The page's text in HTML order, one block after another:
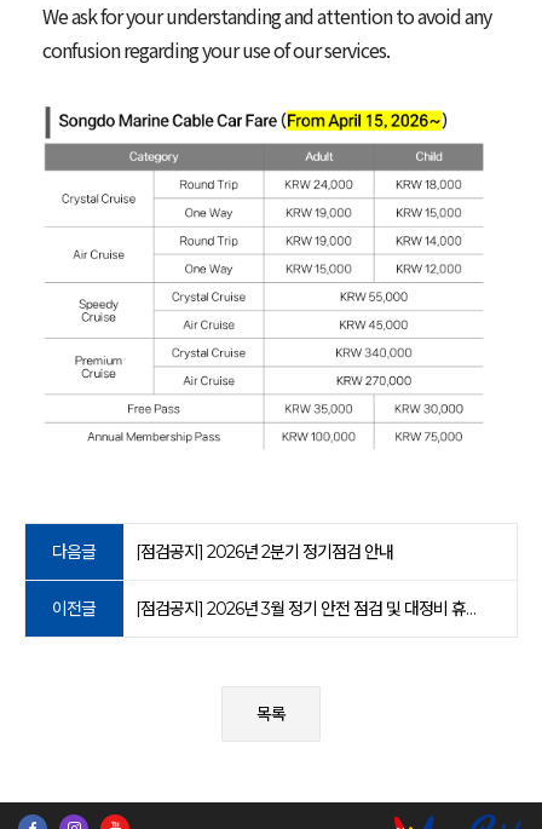
We ask for your understanding and attention to avoid any
confusion regarding your use of our services.
다음글 [점검공지] 2026년 2분기 정기점검 안내
이전글 [점검공지] 2026년 3월 정기 안전 점검 및 대정비 휴장 안내
목록